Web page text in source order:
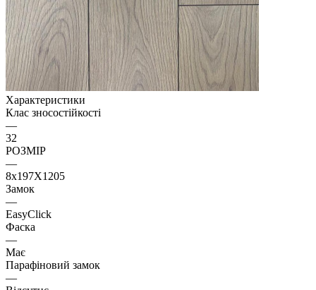
Характеристики
Клас зносостійкості
—
32
РОЗМІР
—
8x197X1205
Замок
—
EasyClick
Фаска
—
Має
Парафіновий замок
—